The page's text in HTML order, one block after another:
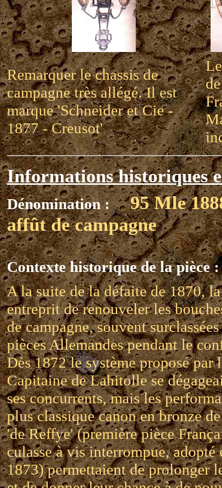
Remarquer le chassis de
campagne très allégé. Il est
marque 'Schneider et Cie -
1877 - Creusot'
Informations historiques
Dénomination :
95 Mle
affût de campagne
Contexte historique de la pièce :
A la suite de la défaite de 1870,
entreprit de renouveler les
de campagne, souvent
pièces Allemandes pendant le
Dès 1872 le système proposé par
Capitaine de Lahitolle se
ses concurrents, mais les
plus classique canon en bronze
'de Reffye' (première pièce
culasse à vis interrompue, adopté
1873) permettaient de prolonger